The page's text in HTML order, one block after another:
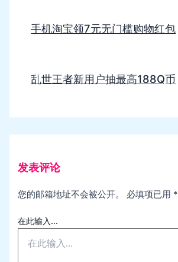
手机淘宝领7元无门槛购物红包
乱世王者新用户抽最高188Q币
发表评论
您的邮箱地址不会被公开。 必填项已用 *
在此输入...